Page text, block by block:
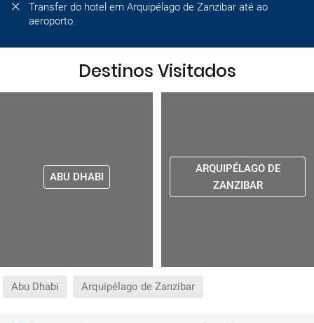
Transfer do hotel em Arquipélago de Zanzibar até ao
aeroporto.
Destinos Visitados
ABU DHABI
ARQUIPÉLAGO DE
ZANZIBAR
Abu Dhabi Arquipélago de Zanzibar